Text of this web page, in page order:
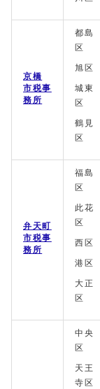
京橋
市税事
務所
都島
区
旭区
城東
区
鶴見
区
弁天町
市税事
務所
福島
区
此花
区
西区
港区
大正
区
中央
区
天王
寺区